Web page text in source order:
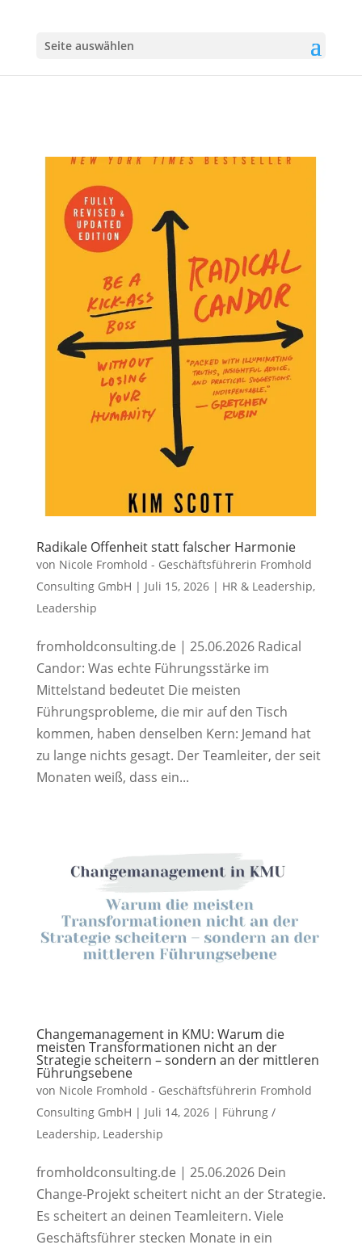
Seite auswählen
Radikale Offenheit statt falscher Harmonie
von Nicole Fromhold - Geschäftsführerin Fromhold
Consulting GmbH | Juli 15, 2026| HR & Leadership,
Leadership
fromholdconsulting.de | 25.06.2026 Radical
Candor: Was echte Führungsstärke im
Mittelstand bedeutet Die meisten
Führungsprobleme, die mir auf den Tisch
kommen, haben denselben Kern: Jemand hat
zu lange nichts gesagt. Der Teamleiter, der seit
Monaten weiß, dass ein...
Changemanagement in KMU: Warum die
meisten Transformationen nicht an der
Strategie scheitern – sondern an der mittleren
Führungsebene
von Nicole Fromhold - Geschäftsführerin Fromhold
Consulting GmbH | Juli 14, 2026| Führung /
Leadership, Leadership
fromholdconsulting.de | 25.06.2026 Dein
Change-Projekt scheitert nicht an der Strategie.
Es scheitert an deinen Teamleitern. Viele
Geschäftsführer stecken Monate in ein